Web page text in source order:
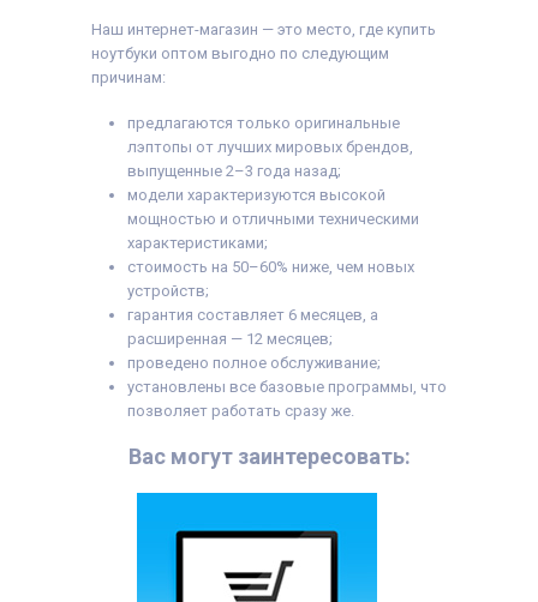
Наш интернет-магазин — это место, где купить
ноутбуки оптом выгодно по следующим
причинам:
предлагаются только оригинальные
лэптопы от лучших мировых брендов,
выпущенные 2–3 года назад;
модели характеризуются высокой
мощностью и отличными техническими
характеристиками;
стоимость на 50–60% ниже, чем новых
устройств;
гарантия составляет 6 месяцев, а
расширенная — 12 месяцев;
проведено полное обслуживание;
установлены все базовые программы, что
позволяет работать сразу же.
Вас могут заинтересовать: